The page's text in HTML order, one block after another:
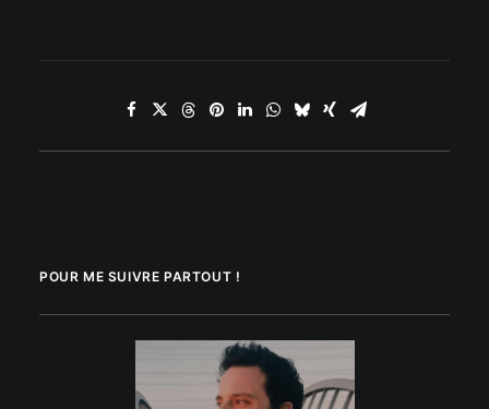
POUR ME SUIVRE PARTOUT !